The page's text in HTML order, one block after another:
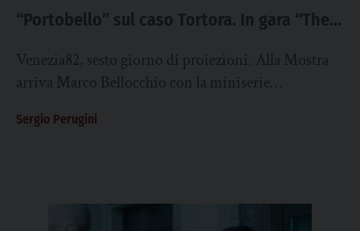
“Portobello” sul caso Tortora. In gara “The
Venezia82, sesto giorno di proiezioni. Alla Mostra
arriva Marco Bellocchio con la miniserie
inghiottito Enzo Tortora....
Sergio Perugini